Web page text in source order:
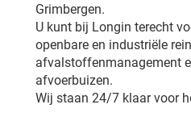
Grimbergen.
U kunt bij Longin terecht
openbare en industriële
afvalstoffenmanagement
afvoerbuizen.
Wij staan 24/7 klaar voor